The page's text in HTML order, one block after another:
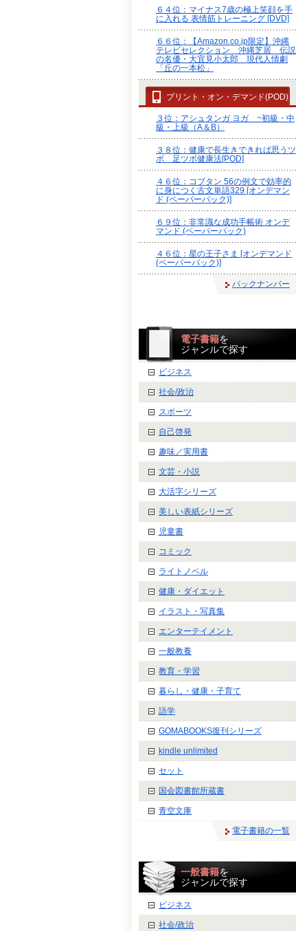
６４位：マイナス7歳の極上笑顔を手
に入れる 表情筋トレーニング [DVD]
６６位：【Amazon.co.jp限定】沖縄
テレビセレクション 沖縄芝居 伝説
の名優・大宜見小太郎 現代人情劇
「丘の一本松」
プリント・オン・デマンド(POD)
３位：アシュタンガ ヨガ ~初級・中
級・上級（A＆B）
３８位：健康で長生きできれば思うツ
ボ 足ツボ健康法[POD]
４６位：コブタン 56の例文で効率的
に身につく古文単語329 [オンデマン
ド (ペーパーバック)]
６９位：非常識な成功手帳術 オンデ
マンド (ペーパーバック)
４６位：星の王子さま [オンデマンド
(ペーパーバック)]
バックナンバー
電子書籍を
ジャンルで探す
ビジネス
社会/政治
スポーツ
自己啓発
趣味／実用書
文芸・小説
大活字シリーズ
美しい表紙シリーズ
児童書
コミック
ライトノベル
健康・ダイエット
イラスト・写真集
エンターテイメント
一般教養
教育・学習
暮らし・健康・子育て
語学
GOMABOOKS復刊シリーズ
kindle unlimited
セット
国会図書館所蔵書
青空文庫
電子書籍の一覧
一般書籍を
ジャンルで探す
ビジネス
社会/政治